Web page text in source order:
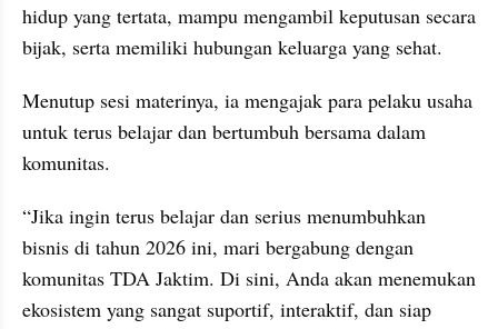
hidup yang tertata, mampu mengambil keputusan secara
bijak, serta memiliki hubungan keluarga yang sehat.
Menutup sesi materinya, ia mengajak para pelaku usaha
untuk terus belajar dan bertumbuh bersama dalam
komunitas.
“Jika ingin terus belajar dan serius menumbuhkan
bisnis di tahun 2026 ini, mari bergabung dengan
komunitas TDA Jaktim. Di sini, Anda akan menemukan
ekosistem yang sangat suportif, interaktif, dan siap